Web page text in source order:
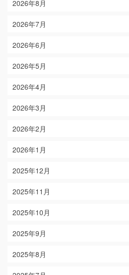
2026年8月
2026年7月
2026年6月
2026年5月
2026年4月
2026年3月
2026年2月
2026年1月
2025年12月
2025年11月
2025年10月
2025年9月
2025年8月